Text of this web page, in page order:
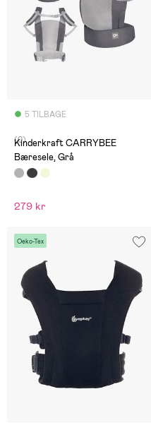
5 TILBAGE
(0)
Kinderkraft CARRYBEE
Bæresele, Grå
279 kr
Oeko-Tex